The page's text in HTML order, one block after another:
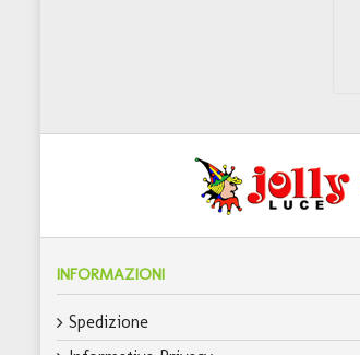
INFORMAZIONI
Spedizione